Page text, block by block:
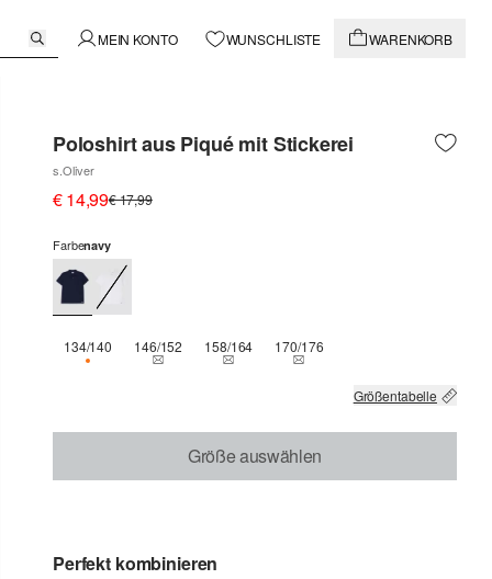
MEIN KONTO WUNSCHLISTE WARENKORB
Poloshirt aus Piqué mit Stickerei
s.Oliver
€ 14,99€ 17,99
Farbenavy
134/140NUR 2 VERFÜGBAR
146/152THIS SIZE IS CURRENTLY OUT OF STOCK
158/164THIS SIZE IS CURRENTLY OUT OF STOCK
170/176THIS SIZE IS CURRENTLY OUT
Größentabelle
Größe auswählen
Perfekt kombinieren